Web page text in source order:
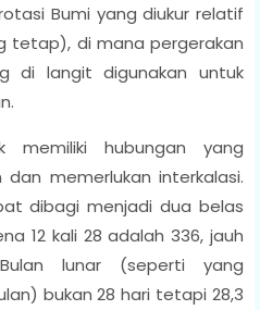
Bumi yang diukur relatif
tetap), di mana pergerakan
di langit digunakan untuk
memiliki hubungan yang
memerlukan interkalasi.
dibagi menjadi dua belas
12 kali 28 adalah 336, jauh
lunar (seperti yang
bukan 28 hari tetapi 28,3